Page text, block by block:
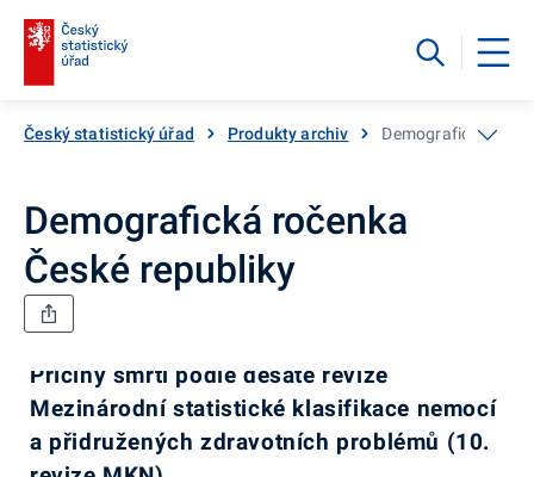
Český statistický úřad Produkty archiv Demografická
Demografická ročenka
České republiky
Příčiny smrti podle desáté revize
Mezinárodní statistické klasifikace nemocí
a přidružených zdravotních problémů (10.